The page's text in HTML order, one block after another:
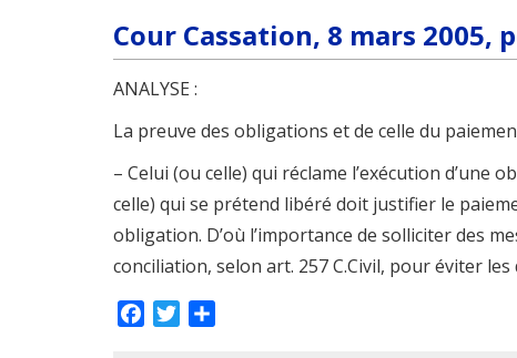
Cour Cassation, 8 mars 2005,
ANALYSE :
La preuve des obligations et de celle du
– Celui (ou celle) qui réclame l’exécution
celle) qui se prétend libéré doit justifier le
obligation. D’où l’importance de solliciter des
conciliation, selon art. 257 C.Civil, pour éviter
FacebookTwitter